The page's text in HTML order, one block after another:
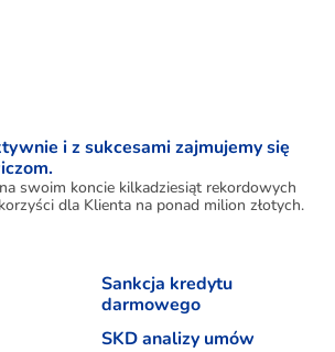
i z sukcesami zajmujemy się
swoim koncie kilkadziesiąt rekordowych
dla Klienta na ponad milion złotych.
Sankcja kredytu
darmowego
SKD analizy umów